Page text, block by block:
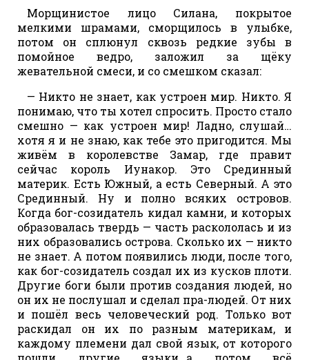
Морщинистое лицо Силана, покрытое
мелкими шрамами, сморщилось в улыбке,
потом он сплюнул сквозь редкие зубы в
помойное ведро, заложил за щёку
жевательной смеси, и со смешком сказал:
— Никто не знает, как устроен мир. Никто. Я
понимаю, что ты хотел спросить. Просто стало
смешно — как устроен мир! Ладно, слушай…
хотя я и не знаю, как тебе это пригодится. Мы
живём в королевстве Замар, где правит
сейчас король Иунакор. Это Срединный
материк. Есть Южный, а есть Северный. А это
Срединный. Ну и полно всяких островов.
Когда бог-созидатель кидал камни, и которых
образовалась твердь — часть раскололась и из
них образовались острова. Сколько их — никто
не знает. А потом появились люди, после того,
как бог-созидатель создал их из кусков плоти.
Другие боги были против создания людей, но
он их не послушал и сделал пра-людей. От них
и пошёл весь человеческий род. Только вот
раскидал он их по разным материкам, и
каждому племени дал свой язык, от которого